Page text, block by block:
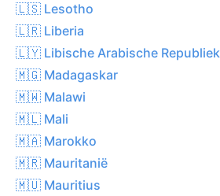
🇱🇸 Lesotho
🇱🇷 Liberia
🇱🇾 Libische Arabische Republiek
🇲🇬 Madagaskar
🇲🇼 Malawi
🇲🇱 Mali
🇲🇦 Marokko
🇲🇷 Mauritanië
🇲🇺 Mauritius